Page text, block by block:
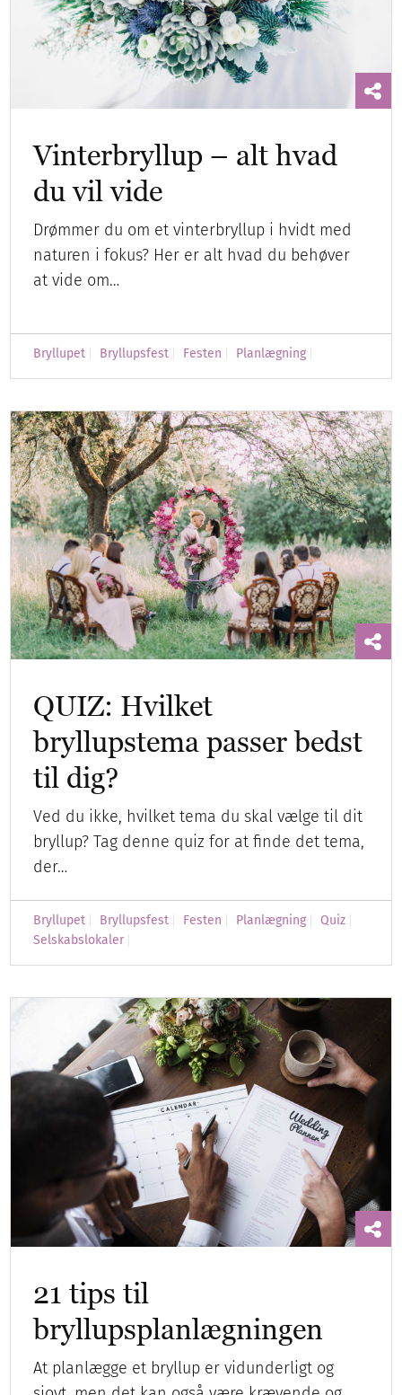
Vinterbryllup – alt hvad
du vil vide
Drømmer du om et vinterbryllup i hvidt med
naturen i fokus? Her er alt hvad du behøver
at vide om…
Bryllupet Bryllupsfest Festen Planlægning
QUIZ: Hvilket
bryllupstema passer bedst
til dig?
Ved du ikke, hvilket tema du skal vælge til dit
bryllup? Tag denne quiz for at finde det tema,
der…
Bryllupet Bryllupsfest Festen Planlægning
Quiz
Selskabslokaler
21 tips til
bryllupsplanlægningen
At planlægge et bryllup er vidunderligt og